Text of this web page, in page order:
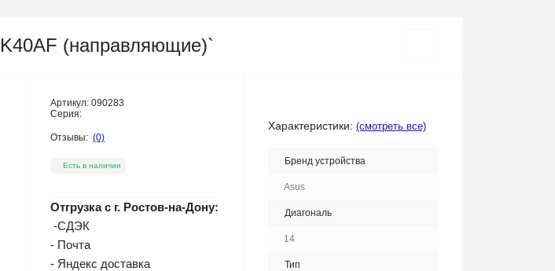
(направляющие)`
Артикул: 090283
Серия:
Отзывы: (0)
Есть в наличии
Отгрузка с г. Ростов-на-Дону:
-СДЭК
- Почта
- Яндекс доставка
Характеристики: (смотреть все)
Бренд устройства
Asus
Диагональ
14
Тип